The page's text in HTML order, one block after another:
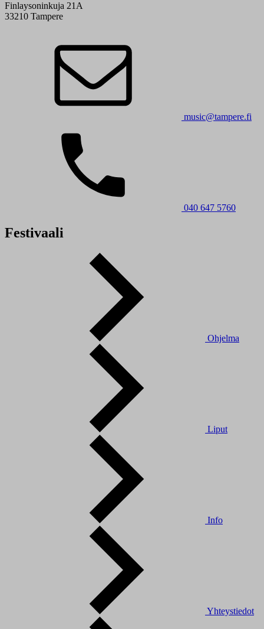
Finlaysoninkuja 21A
33210 Tampere
music@tampere.fi
040 647 5760
Festivaali
Ohjelma
Liput
Info
Yhteystiedot